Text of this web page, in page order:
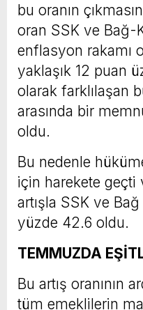
bu oranın
oran SSK ve Bağ-
enflasyon rakamı
yaklaşık 12 puan
olarak farklılaşan
arasında bir
oldu.
Bu nedenle
için harekete geçti
artışla SSK ve
yüzde 42.6 oldu.
TEMMUZDA
Bu artış oranının
tüm emeklilerin